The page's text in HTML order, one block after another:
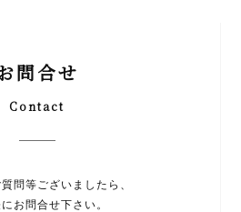
問合せ
Contact
問等ございましたら、
お問合せ下さい。